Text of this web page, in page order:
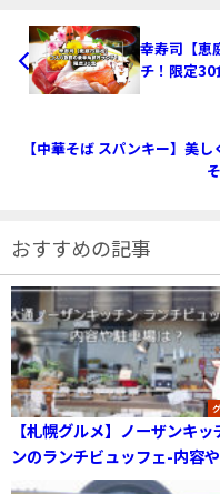
幸寿司【恵
チ！限定30
【中華そば スパンキー】美
おすすめの記事
【札幌グルメ】ノーザンキッ
ンのランチビュッフェ-内容